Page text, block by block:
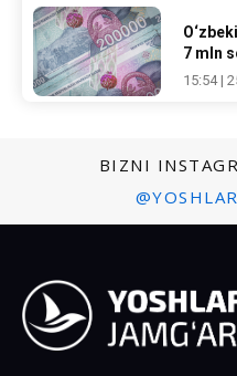
7 mln
15:54 |
BIZNI